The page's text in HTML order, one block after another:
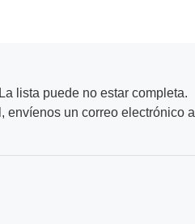
lista puede no estar completa.
envíenos un correo electrónico a